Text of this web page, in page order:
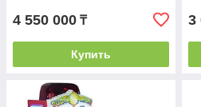
4 550 000 ₸
Купить
3